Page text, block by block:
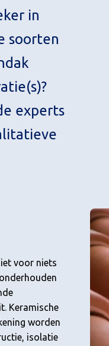
in
soorten
experts
voor niets
Keramische
worden
isolatie